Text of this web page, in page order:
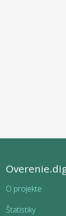
O projekte
Štatistiky